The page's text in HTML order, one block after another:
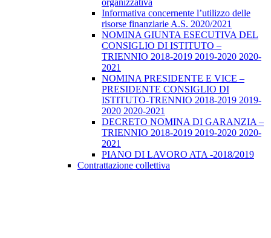
organizzativa
Informativa concernente l’utilizzo delle
risorse finanziarie A.S. 2020/2021
NOMINA GIUNTA ESECUTIVA DEL
CONSIGLIO DI ISTITUTO –
TRIENNIO 2018-2019 2019-2020 2020-
2021
NOMINA PRESIDENTE E VICE –
PRESIDENTE CONSIGLIO DI
ISTITUTO-TRENNIO 2018-2019 2019-
2020 2020-2021
DECRETO NOMINA DI GARANZIA –
TRIENNIO 2018-2019 2019-2020 2020-
2021
PIANO DI LAVORO ATA -2018/2019
Contrattazione collettiva